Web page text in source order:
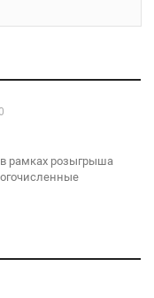
в рамках розыгрыша